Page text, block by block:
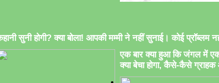
सुनी होगी? क्या बोला! आपकी मम्मी ने नहीं सुनाई। कोई प्रॉब्लम
एक बार क्या हुआ कि जंगल में
क्या बेचा होगा, कैसे-कैसे